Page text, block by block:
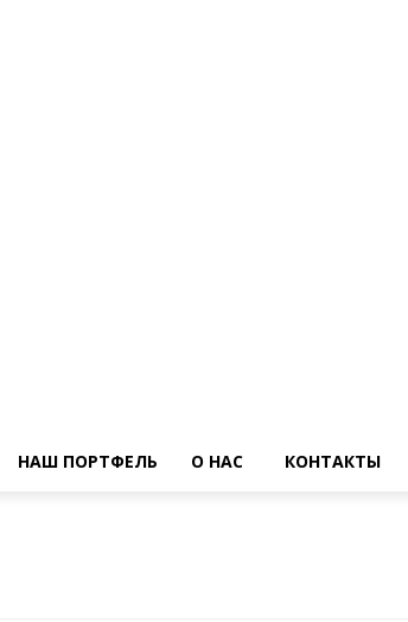
НАШ ПОРТФЕЛЬ О НАС КОНТАКТЫ